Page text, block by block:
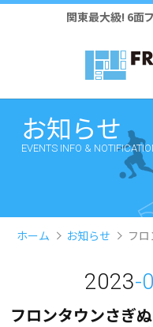
関東最大級! 6面
お知らせ
EVENTS INFO &
ホーム お知らせ フ
2023-
フロンタウンさぎぬ